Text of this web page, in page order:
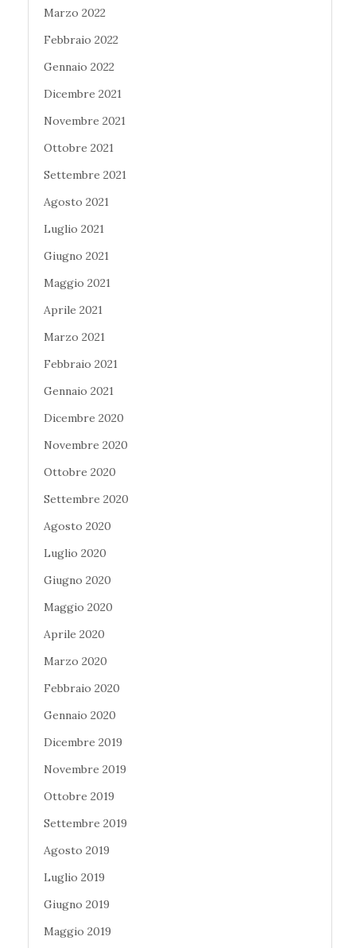
Marzo 2022
Febbraio 2022
Gennaio 2022
Dicembre 2021
Novembre 2021
Ottobre 2021
Settembre 2021
Agosto 2021
Luglio 2021
Giugno 2021
Maggio 2021
Aprile 2021
Marzo 2021
Febbraio 2021
Gennaio 2021
Dicembre 2020
Novembre 2020
Ottobre 2020
Settembre 2020
Agosto 2020
Luglio 2020
Giugno 2020
Maggio 2020
Aprile 2020
Marzo 2020
Febbraio 2020
Gennaio 2020
Dicembre 2019
Novembre 2019
Ottobre 2019
Settembre 2019
Agosto 2019
Luglio 2019
Giugno 2019
Maggio 2019